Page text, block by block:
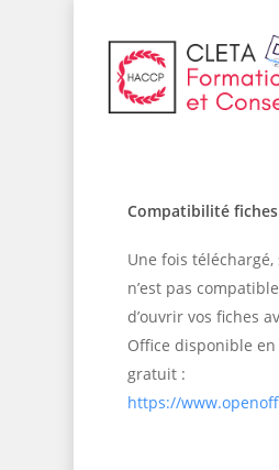
Compatibilité fiches
Une fois
n’est pas
d’ouvrir vos fiches
Office disponible
gratuit :
https://